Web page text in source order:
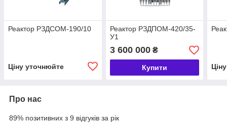
Реактор РЗДСОМ-190/10
Ціну уточнюйте
Реактор РЗДПОМ-420/35-
У1
3 600 000₴
Купити
Про нас
89% позитивних з 9 відгуків за рік